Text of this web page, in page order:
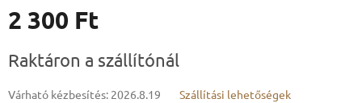
2 300 Ft
Raktáron a szállítónál
Várható kézbesítés: 2026.8.19 Szállítási lehetőségek